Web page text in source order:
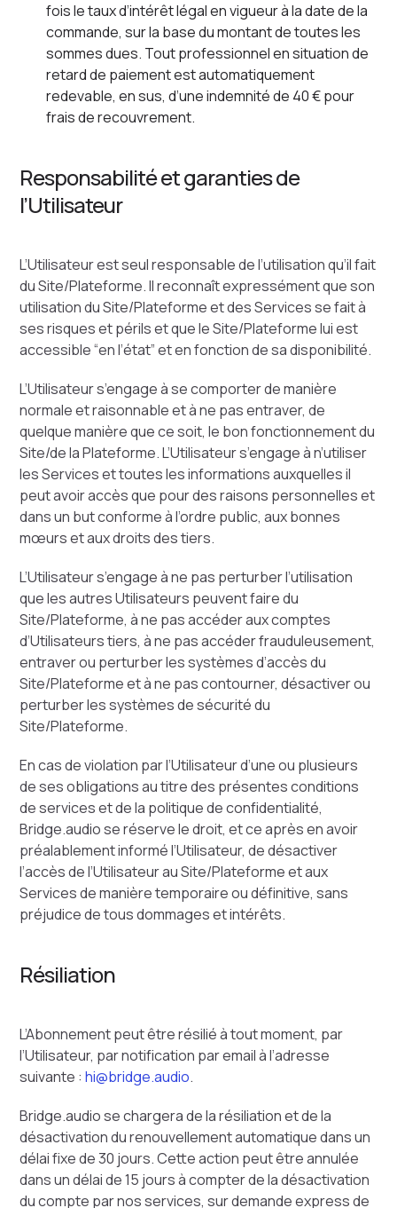
fois le taux d’intérêt légal en vigueur à la date de la
commande, sur la base du montant de toutes les
sommes dues. Tout professionnel en situation de
retard de paiement est automatiquement
redevable, en sus, d’une indemnité de 40 € pour
frais de recouvrement.
Responsabilité et garanties de
l’Utilisateur
L’Utilisateur est seul responsable de l’utilisation qu’il fait
du Site/Plateforme. Il reconnaît expressément que son
utilisation du Site/Plateforme et des Services se fait à
ses risques et périls et que le Site/Plateforme lui est
accessible “en l’état” et en fonction de sa disponibilité.
L’Utilisateur s’engage à se comporter de manière
normale et raisonnable et à ne pas entraver, de
quelque manière que ce soit, le bon fonctionnement du
Site/de la Plateforme. L’Utilisateur s’engage à n’utiliser
les Services et toutes les informations auxquelles il
peut avoir accès que pour des raisons personnelles et
dans un but conforme à l’ordre public, aux bonnes
mœurs et aux droits des tiers.
L’Utilisateur s’engage à ne pas perturber l’utilisation
que les autres Utilisateurs peuvent faire du
Site/Plateforme, à ne pas accéder aux comptes
d’Utilisateurs tiers, à ne pas accéder frauduleusement,
entraver ou perturber les systèmes d’accès du
Site/Plateforme et à ne pas contourner, désactiver ou
perturber les systèmes de sécurité du
Site/Plateforme.
En cas de violation par l’Utilisateur d’une ou plusieurs
de ses obligations au titre des présentes conditions
de services et de la politique de confidentialité,
Bridge.audio se réserve le droit, et ce après en avoir
préalablement informé l’Utilisateur, de désactiver
l’accès de l’Utilisateur au Site/Plateforme et aux
Services de manière temporaire ou définitive, sans
préjudice de tous dommages et intérêts.
Résiliation
L’Abonnement peut être résilié à tout moment, par
l’Utilisateur, par notification par email à l’adresse
suivante :hi@bridge.audio.
Bridge.audio se chargera de la résiliation et de la
désactivation du renouvellement automatique dans un
délai fixe de 30 jours. Cette action peut être annulée
dans un délai de 15 jours à compter de la désactivation
du compte par nos services, sur demande express de